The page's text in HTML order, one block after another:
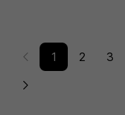
1 2 3